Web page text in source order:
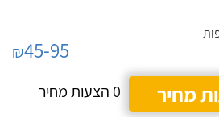
₪45-95
מחיר
0 הצעות מחיר